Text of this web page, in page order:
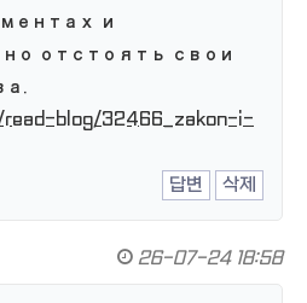
и
отстоять свои
blog/32466_zakon-i-
답변
삭제
26-07-24 18:58